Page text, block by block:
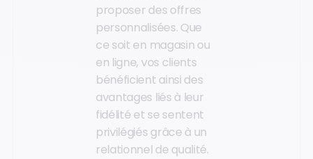
proposer des offres
personnalisées. Que
ce soit en magasin ou
en ligne, vos clients
bénéficient ainsi des
avantages liés à leur
fidélité et se sentent
privilégiés grâce à un
relationnel de qualité.